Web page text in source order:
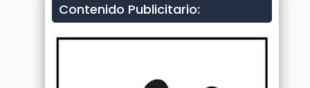
Contenido Publicitario: